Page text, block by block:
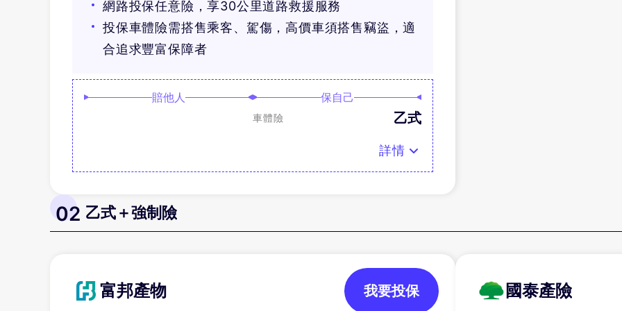
網路投保任意險，享30公里道路救援服務
投保車體險需搭售乘客、駕傷，高價車須搭售竊盜，適
合追求豐富保障者
賠他人 保自己
車體險 乙式
詳情
02 乙式＋強制險
富邦產物 我要投保 國泰產險